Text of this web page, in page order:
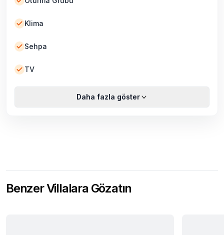
Klima
Sehpa
TV
Daha fazla göster
Benzer Villalara Gözatın